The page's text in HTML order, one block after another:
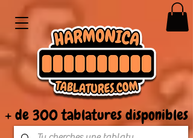
+ de 300 tablatures disponibles